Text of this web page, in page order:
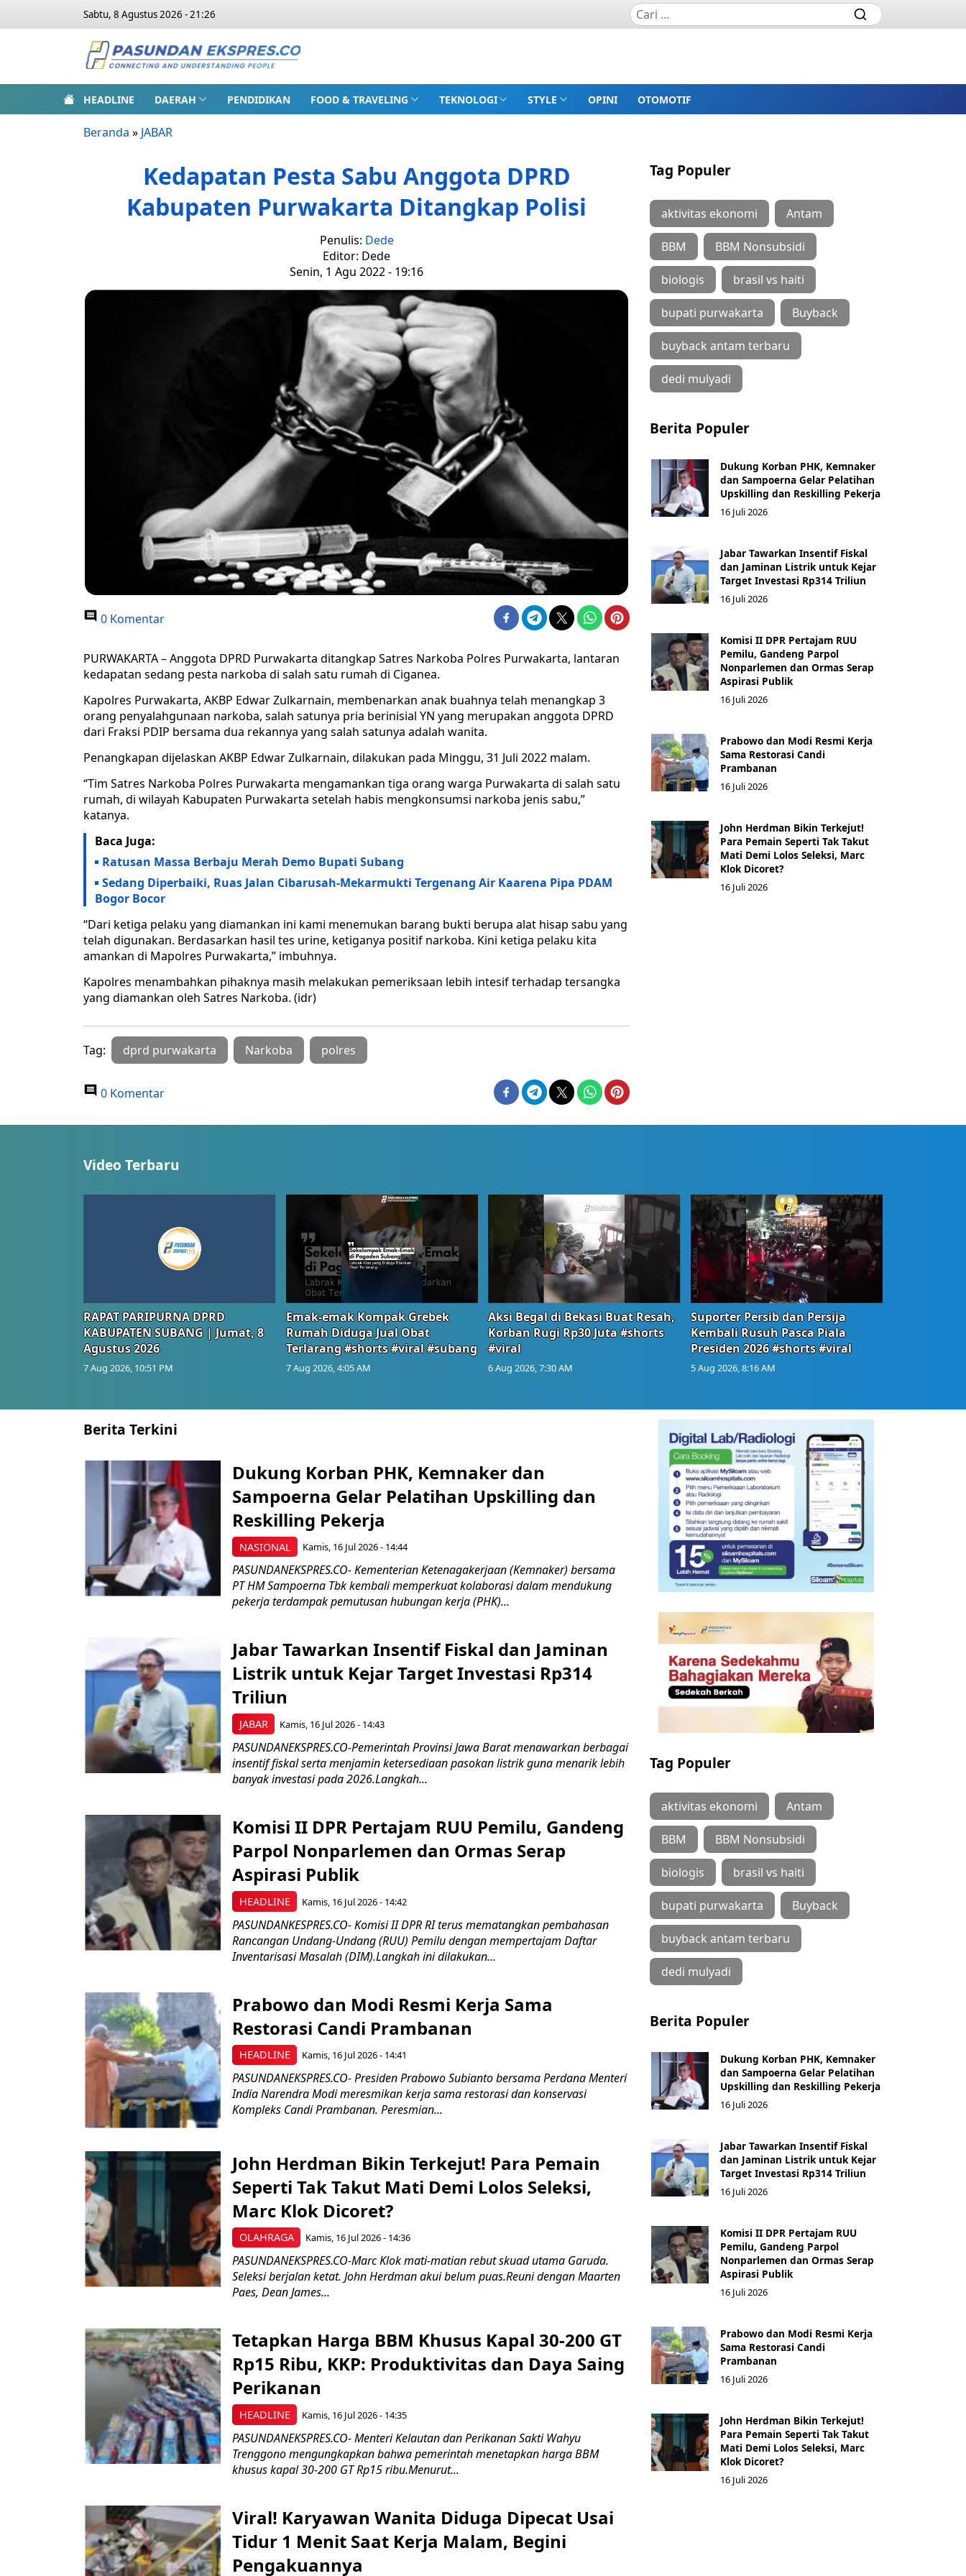
Sabtu, 8 Agustus 2026 - 21:26
HEADLINE DAERAH PENDIDIKAN FOOD & TRAVELING TEKNOLOGI STYLE OPINI OTOMOTIF
Beranda » JABAR
Kedapatan Pesta Sabu Anggota DPRD
Kabupaten Purwakarta Ditangkap Polisi
Penulis: Dede
Editor: Dede
Senin, 1 Agu 2022 - 19:16
0 Komentar
PURWAKARTA – Anggota DPRD Purwakarta ditangkap Satres Narkoba Polres Purwakarta, lantaran
kedapatan sedang pesta narkoba di salah satu rumah di Ciganea.
Kapolres Purwakarta, AKBP Edwar Zulkarnain, membenarkan anak buahnya telah menangkap 3
orang penyalahgunaan narkoba, salah satunya pria berinisial YN yang merupakan anggota DPRD
dari Fraksi PDIP bersama dua rekannya yang salah satunya adalah wanita.
Penangkapan dijelaskan AKBP Edwar Zulkarnain, dilakukan pada Minggu, 31 Juli 2022 malam.
“Tim Satres Narkoba Polres Purwakarta mengamankan tiga orang warga Purwakarta di salah satu
rumah, di wilayah Kabupaten Purwakarta setelah habis mengkonsumsi narkoba jenis sabu,”
katanya.
Baca Juga:
Ratusan Massa Berbaju Merah Demo Bupati Subang
Sedang Diperbaiki, Ruas Jalan Cibarusah-Mekarmukti Tergenang Air Kaarena Pipa PDAM
Bogor Bocor
“Dari ketiga pelaku yang diamankan ini kami menemukan barang bukti berupa alat hisap sabu yang
telah digunakan. Berdasarkan hasil tes urine, ketiganya positif narkoba. Kini ketiga pelaku kita
amankan di Mapolres Purwakarta,” imbuhnya.
Kapolres menambahkan pihaknya masih melakukan pemeriksaan lebih intesif terhadap tersangka
yang diamankan oleh Satres Narkoba. (idr)
Tag: dprd purwakarta Narkoba polres
0 Komentar
Tag Populer
aktivitas ekonomi Antam
BBM BBM Nonsubsidi
biologis brasil vs haiti
bupati purwakarta Buyback
buyback antam terbaru
dedi mulyadi
Berita Populer
Dukung Korban PHK, Kemnaker
dan Sampoerna Gelar Pelatihan
Upskilling dan Reskilling Pekerja
16 Juli 2026
Jabar Tawarkan Insentif Fiskal
dan Jaminan Listrik untuk Kejar
Target Investasi Rp314 Triliun
16 Juli 2026
Komisi II DPR Pertajam RUU
Pemilu, Gandeng Parpol
Nonparlemen dan Ormas Serap
Aspirasi Publik
16 Juli 2026
Prabowo dan Modi Resmi Kerja
Sama Restorasi Candi
Prambanan
16 Juli 2026
John Herdman Bikin Terkejut!
Para Pemain Seperti Tak Takut
Mati Demi Lolos Seleksi, Marc
Klok Dicoret?
16 Juli 2026
Video Terbaru
RAPAT PARIPURNA DPRD
KABUPATEN SUBANG | Jumat, 8
Agustus 2026
7 Aug 2026, 10:51 PM
Emak-emak Kompak Grebek
Rumah Diduga Jual Obat
Terlarang #shorts #viral #subang
7 Aug 2026, 4:05 AM
Aksi Begal di Bekasi Buat Resah,
Korban Rugi Rp30 Juta #shorts
#viral
6 Aug 2026, 7:30 AM
Suporter Persib dan Persija
Kembali Rusuh Pasca Piala
Presiden 2026 #shorts #viral
5 Aug 2026, 8:16 AM
Berita Terkini
NASIONAL
Dukung Korban PHK, Kemnaker dan
Sampoerna Gelar Pelatihan Upskilling dan
Reskilling Pekerja
Kamis, 16 Jul 2026 - 14:44
PASUNDANEKSPRES.CO- Kementerian Ketenagakerjaan (Kemnaker) bersama
PT HM Sampoerna Tbk kembali memperkuat kolaborasi dalam mendukung
pekerja terdampak pemutusan hubungan kerja (PHK)...
JABAR
Jabar Tawarkan Insentif Fiskal dan Jaminan
Listrik untuk Kejar Target Investasi Rp314
Triliun
Kamis, 16 Jul 2026 - 14:43
PASUNDANEKSPRES.CO-Pemerintah Provinsi Jawa Barat menawarkan berbagai
insentif fiskal serta menjamin ketersediaan pasokan listrik guna menarik lebih
banyak investasi pada 2026.Langkah...
HEADLINE
Komisi II DPR Pertajam RUU Pemilu, Gandeng
Parpol Nonparlemen dan Ormas Serap
Aspirasi Publik
Kamis, 16 Jul 2026 - 14:42
PASUNDANKESPRES.CO- Komisi II DPR RI terus mematangkan pembahasan
Rancangan Undang-Undang (RUU) Pemilu dengan mempertajam Daftar
Inventarisasi Masalah (DIM).Langkah ini dilakukan...
HEADLINE
Prabowo dan Modi Resmi Kerja Sama
Restorasi Candi Prambanan
Kamis, 16 Jul 2026 - 14:41
PASUNDANEKSPRES.CO- Presiden Prabowo Subianto bersama Perdana Menteri
India Narendra Modi meresmikan kerja sama restorasi dan konservasi
Kompleks Candi Prambanan. Peresmian...
OLAHRAGA
John Herdman Bikin Terkejut! Para Pemain
Seperti Tak Takut Mati Demi Lolos Seleksi,
Marc Klok Dicoret?
Kamis, 16 Jul 2026 - 14:36
PASUNDANEKSPRES.CO-Marc Klok mati-matian rebut skuad utama Garuda.
Seleksi berjalan ketat. John Herdman akui belum puas.Reuni dengan Maarten
Paes, Dean James...
HEADLINE
Tetapkan Harga BBM Khusus Kapal 30-200 GT
Rp15 Ribu, KKP: Produktivitas dan Daya Saing
Perikanan
Kamis, 16 Jul 2026 - 14:35
PASUNDANEKSPRES.CO- Menteri Kelautan dan Perikanan Sakti Wahyu
Trenggono mengungkapkan bahwa pemerintah menetapkan harga BBM
khusus kapal 30-200 GT Rp15 ribu.Menurut...
Viral! Karyawan Wanita Diduga Dipecat Usai
Tidur 1 Menit Saat Kerja Malam, Begini
Pengakuannya
Tag Populer
aktivitas ekonomi Antam
BBM BBM Nonsubsidi
biologis brasil vs haiti
bupati purwakarta Buyback
buyback antam terbaru
dedi mulyadi
Berita Populer
Dukung Korban PHK, Kemnaker
dan Sampoerna Gelar Pelatihan
Upskilling dan Reskilling Pekerja
16 Juli 2026
Jabar Tawarkan Insentif Fiskal
dan Jaminan Listrik untuk Kejar
Target Investasi Rp314 Triliun
16 Juli 2026
Komisi II DPR Pertajam RUU
Pemilu, Gandeng Parpol
Nonparlemen dan Ormas Serap
Aspirasi Publik
16 Juli 2026
Prabowo dan Modi Resmi Kerja
Sama Restorasi Candi
Prambanan
16 Juli 2026
John Herdman Bikin Terkejut!
Para Pemain Seperti Tak Takut
Mati Demi Lolos Seleksi, Marc
Klok Dicoret?
16 Juli 2026